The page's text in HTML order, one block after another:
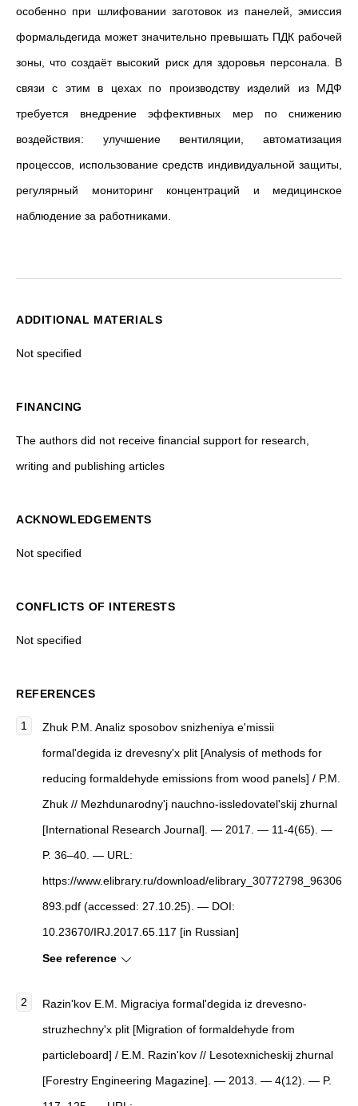
особенно при шлифовании заготовок из панелей, эмиссия
формальдегида может значительно превышать ПДК рабочей
зоны, что создаёт высокий риск для здоровья персонала. В
связи с этим в цехах по производству изделий из МДФ
требуется внедрение эффективных мер по снижению
воздействия: улучшение вентиляции, автоматизация
процессов, использование средств индивидуальной защиты,
регулярный мониторинг концентраций и медицинское
наблюдение за работниками.
ADDITIONAL MATERIALS
Not specified
FINANCING
The authors did not receive financial support for research,
writing and publishing articles
ACKNOWLEDGEMENTS
Not specified
CONFLICTS OF INTERESTS
Not specified
REFERENCES
Zhuk P.M. Analiz sposobov snizheniya e'missii
formal'degida iz drevesny'x plit [Analysis of methods for
reducing formaldehyde emissions from wood panels] / P.M.
Zhuk // Mezhdunarodny'j nauchno-issledovatel'skij zhurnal
[International Research Journal] . — 2017. — 11-4(65). —
P. 36–40. — URL:
https://www.elibrary.ru/download/elibrary_30772798_96306
893.pdf (accessed: 27.10.25). — DOI:
10.23670/IRJ.2017.65.117 [in Russian]
See reference
Razin'kov E.M. Migraciya formal'degida iz drevesno-
struzhechny'x plit [Migration of formaldehyde from
particleboard] / E.M. Razin'kov // Lesotexnicheskij zhurnal
[Forestry Engineering Magazine] . — 2013. — 4(12). — P.